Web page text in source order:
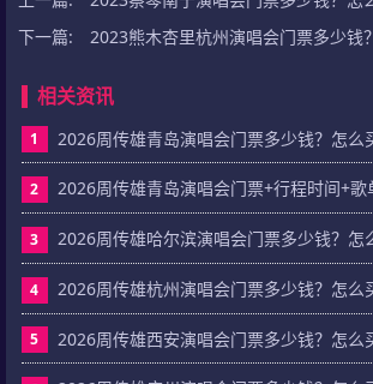
下一篇: 2023熊木杏里杭州演唱会门票多少钱
相关资讯
1 2026周传雄青岛演唱会门票多少钱？怎么
2 2026周传雄青岛演唱会门票+行程时间+歌
3 2026周传雄哈尔滨演唱会门票多少钱？怎
4 2026周传雄杭州演唱会门票多少钱？怎么
5 2026周传雄西安演唱会门票多少钱？怎么